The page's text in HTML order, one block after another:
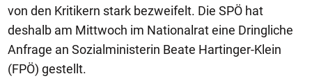
von den Kritikern stark bezweifelt. Die SPÖ hat
deshalb am Mittwoch im Nationalrat eine Dringliche
Anfrage an Sozialministerin Beate Hartinger-Klein
(FPÖ) gestellt.